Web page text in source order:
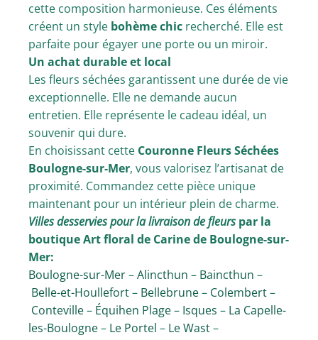
cette composition harmonieuse. Ces éléments
créent un style bohème chic recherché. Elle est
parfaite pour égayer une porte ou un miroir.
Un achat durable et local
Les fleurs séchées garantissent une durée de vie
exceptionnelle. Elle ne demande aucun
entretien. Elle représente le cadeau idéal, un
souvenir qui dure.
En choisissant cette Couronne Fleurs Séchées
Boulogne-sur-Mer, vous valorisez l’artisanat de
proximité. Commandez cette pièce unique
maintenant pour un intérieur plein de charme.
Villes desservies pour la livraison de fleurspar la
boutique Art floral de Carine de Boulogne-sur-
Mer:
Boulogne-sur-Mer–Alincthun – Baincthun –
Belle-et-Houllefort– Bellebrune– Colembert–
Conteville– Équihen Plage– Isques – La Capelle-
les-Boulogne– Le Portel – Le Wast–